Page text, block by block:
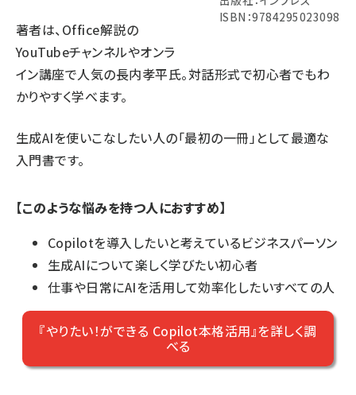
ISBN：9784295023098
著者は、Office解説の
YouTubeチャンネルやオンラ
イン講座で人気の長内孝平氏。対話形式で初心者でもわ
かりやすく学べます。
生成AIを使いこなしたい人の「最初の一冊」として最適な
入門書です。
【このような悩みを持つ人におすすめ】
Copilotを導入したいと考えているビジネスパーソン
生成AIについて楽しく学びたい初心者
仕事や日常にAIを活用して効率化したいすべての人
『やりたい！ができる Copilot本格活用』を詳しく調
べる